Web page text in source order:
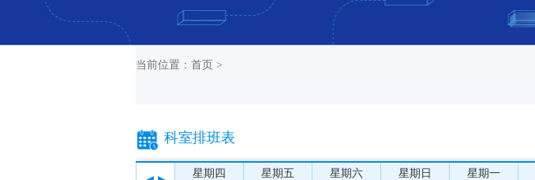
当前位置：首页 >
科室排班表
星期四
星期五
星期六
星期日
星期一